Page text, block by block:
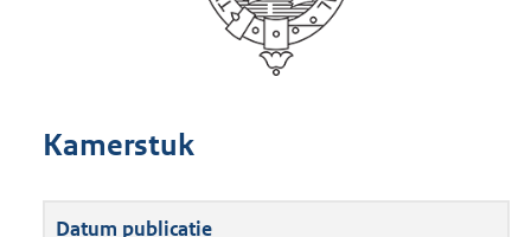
Kamerstuk